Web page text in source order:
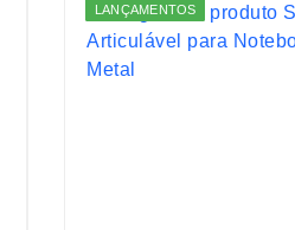
LANÇAMENTOS